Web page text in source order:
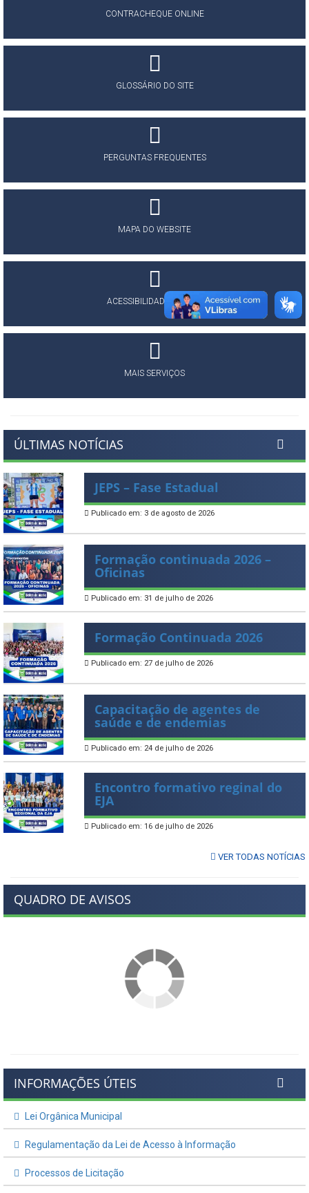
CONTRACHEQUE ONLINE
GLOSSÁRIO DO SITE
PERGUNTAS FREQUENTES
MAPA DO WEBSITE
ACESSIBILIDADE DO SITE
MAIS SERVIÇOS
ÚLTIMAS NOTÍCIAS
JEPS – Fase Estadual
Publicado em: 3 de agosto de 2026
Formação continuada 2026 –
Oficinas
Publicado em: 31 de julho de 2026
Formação Continuada 2026
Publicado em: 27 de julho de 2026
Capacitação de agentes de
saúde e de endemias
Publicado em: 24 de julho de 2026
Encontro formativo reginal do
EJA
Publicado em: 16 de julho de 2026
VER TODAS NOTÍCIAS
QUADRO DE AVISOS
INFORMAÇÕES ÚTEIS
Lei Orgânica Municipal
Regulamentação da Lei de Acesso à Informação
Processos de Licitação